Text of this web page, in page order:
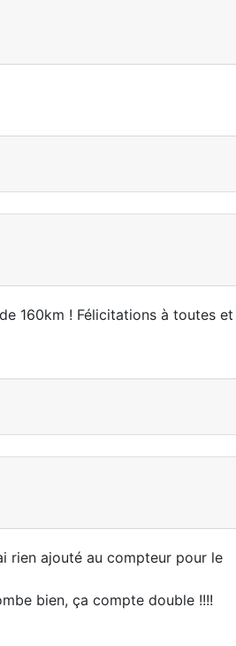
160km ! Félicitations à toutes et
rien ajouté au compteur pour le
bien, ça compte double !!!!